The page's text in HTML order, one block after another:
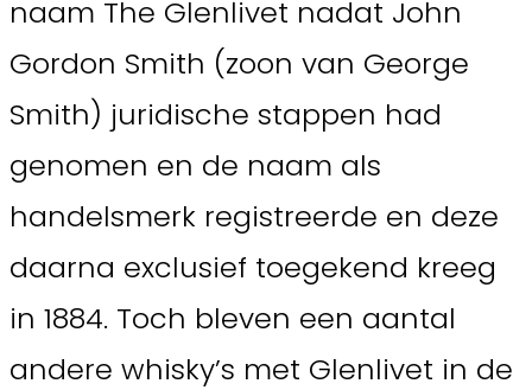
naam The Glenlivet nadat John
Gordon Smith (zoon van George
Smith) juridische stappen had
genomen en de naam als
handelsmerk registreerde en deze
daarna exclusief toegekend kreeg
in 1884. Toch bleven een aantal
andere whisky’s met Glenlivet in de